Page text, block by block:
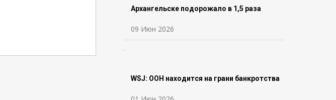
Архангельске подорожало в 1,5 раза
09 Июн 2026
WSJ: ООН находится на грани банкротства